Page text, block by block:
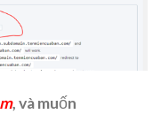
, và muốn